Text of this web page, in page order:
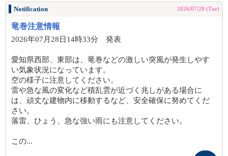
Notification 2026/07/28 (Tue)
竜巻注意情報
2026年07月28日14時33分 発表
愛知県西部、東部は、竜巻などの激しい突風が発生しやす
い気象状況になっています。
空の様子に注意してください。
雷や急な風の変化など積乱雲が近づく兆しがある場合に
は、頑丈な建物内に移動するなど、安全確保に努めてくだ
さい。
落雷、ひょう、急な強い雨にも注意してください。
この...